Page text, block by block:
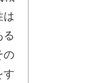
は
る
の
す